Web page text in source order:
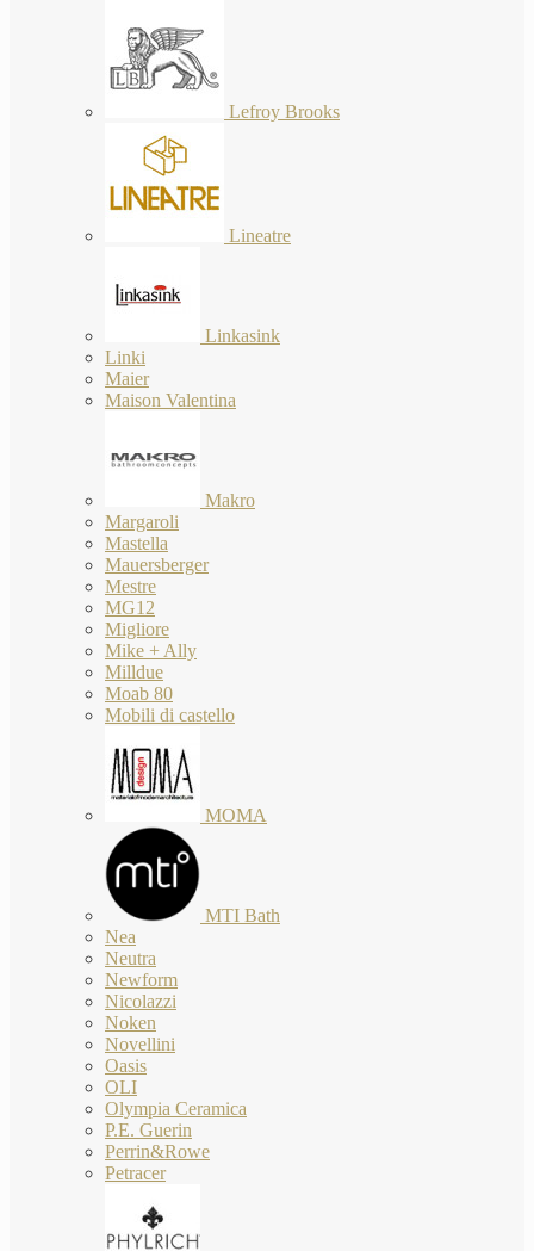
Lefroy Brooks
Lineatre
Linkasink
Linki
Maier
Maison Valentina
Makro
Margaroli
Mastella
Mauersberger
Mestre
MG12
Migliore
Mike + Ally
Milldue
Moab 80
Mobili di castello
MOMA
MTI Bath
Nea
Neutra
Newform
Nicolazzi
Noken
Novellini
Oasis
OLI
Olympia Ceramica
P.E. Guerin
Perrin&Rowe
Petracer